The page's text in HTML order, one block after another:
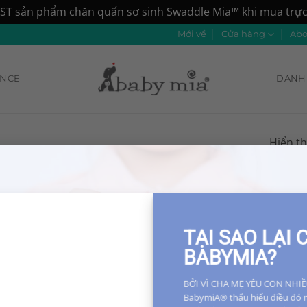
TẠI SAO LẠI
BABYMIA?
BỞI VÌ CHA MẸ YÊU CON
BabymiA® thấu hiểu điều đó
sản phẩm chăn quấn sơ sinh Swaddle Mia™ khi mua
Mới về Cửa hàng
DANH
Hiển
Wishlist